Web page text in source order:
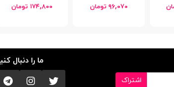
۹۶,۰۷۰ تومان ۱۷۴,۸۰۰ تومان
اشتراک
ما را دنبال
تویتر اینستاگرام